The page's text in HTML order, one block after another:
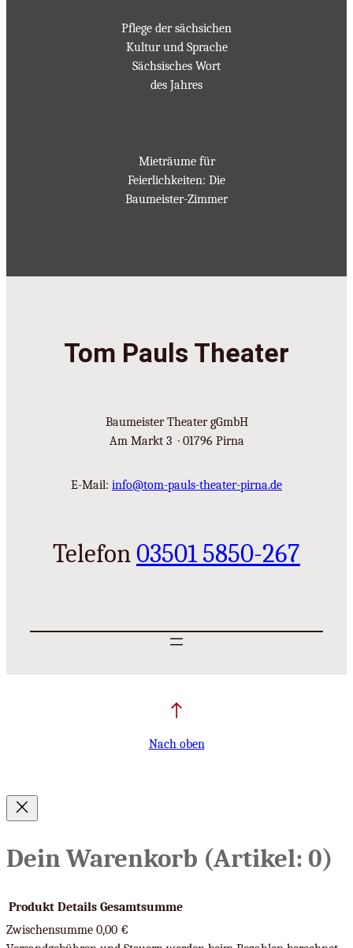
Pflege der sächsichen
Kultur und Sprache
Sächsisches Wort
des Jahres
Mieträume für
Feierlichkeiten: Die
Baumeister-Zimmer
Tom Pauls Theater
Baumeister Theater gGmbH
Am Markt 3 · 01796 Pirna
E-Mail: info@tom-pauls-theater-pirna.de
Telefon03501 5850-267
Nach oben
Dein Warenkorb (Artikel: 0)
Produkt Details Gesamtsumme
Zwischensumme 0,00 €